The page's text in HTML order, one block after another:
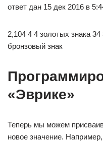
ответ дан 15 дек 2016 в
2,104 4 4 золотых знака
бронзовый знак
«Эврике»
Теперь мы можем
новое значение.